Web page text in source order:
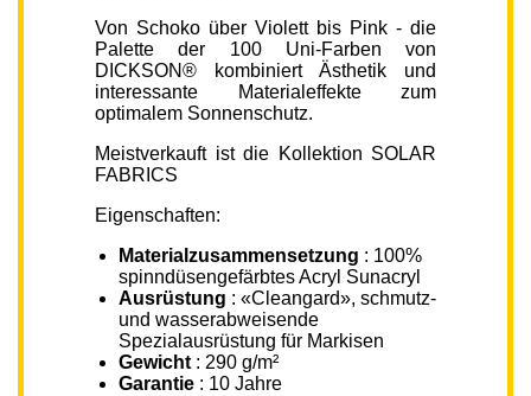
Von Schoko über Violett bis Pink - die
Palette der 100 Uni-Farben von
DICKSON® kombiniert Ästhetik und
interessante Materialeffekte zum
optimalem Sonnenschutz.
Meistverkauft ist die Kollektion SOLAR
FABRICS
Eigenschaften:
Materialzusammensetzung : 100%
spinndüsengefärbtes Acryl Sunacryl
Ausrüstung : «Cleangard», schmutz-
und wasserabweisende
Spezialausrüstung für Markisen
Gewicht : 290 g/m²
Garantie : 10 Jahre